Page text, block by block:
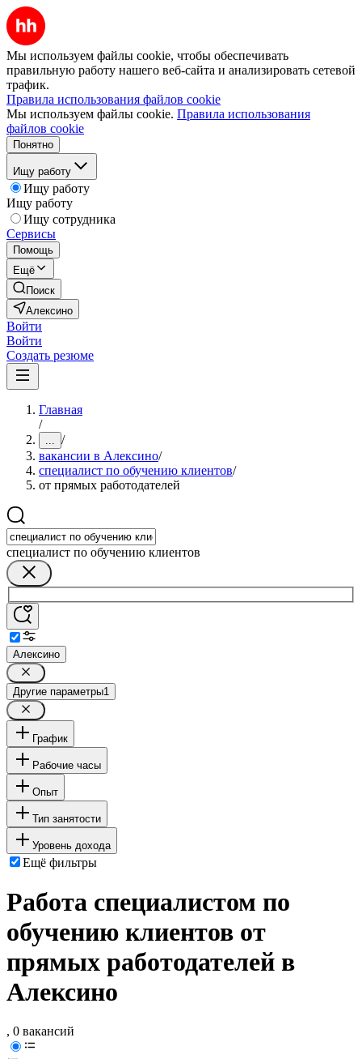
Мы используем файлы cookie, чтобы обеспечивать
правильную работу нашего веб-сайта и анализировать сетевой
трафик.
Правила использования файлов cookie
Мы используем файлы cookie. Правила использования
файлов cookie
Понятно
Ищу работу
Ищу работу
Ищу работу
Ищу сотрудника
Сервисы
Помощь
Ещё
Поиск
Алексино
Войти
Войти
Создать резюме
Главная
/
... /
вакансии в Алексино/
специалист по обучению клиентов/
от прямых работодателей
специалист по обучению клиентов
Алексино
Другие параметры1
График
Рабочие часы
Опыт
Тип занятости
Уровень дохода
Ещё фильтры
Работа специалистом по
обучению клиентов от
прямых работодателей в
Алексино
, 0 вакансий